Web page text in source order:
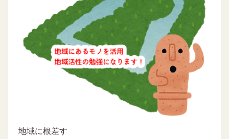
地域に根差す